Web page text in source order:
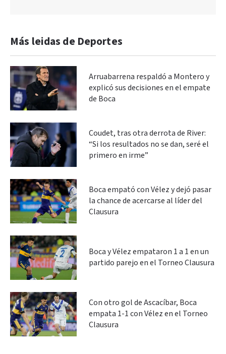
Más leidas de Deportes
Arruabarrena respaldó a Montero y
explicó sus decisiones en el empate
de Boca
Coudet, tras otra derrota de River:
“Si los resultados no se dan, seré el
primero en irme”
Boca empató con Vélez y dejó pasar
la chance de acercarse al líder del
Clausura
Boca y Vélez empataron 1 a 1 en un
partido parejo en el Torneo Clausura
Con otro gol de Ascacíbar, Boca
empata 1-1 con Vélez en el Torneo
Clausura